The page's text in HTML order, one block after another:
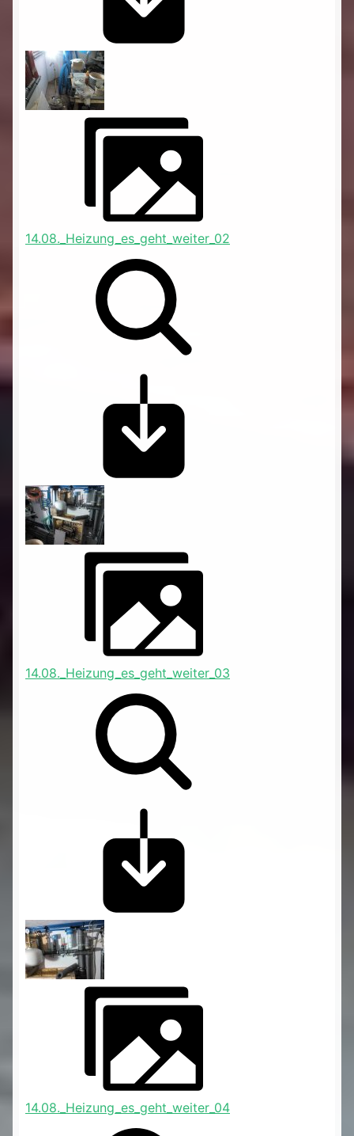
14.08._Heizung_es_geht_weiter_02
14.08._Heizung_es_geht_weiter_03
14.08._Heizung_es_geht_weiter_04